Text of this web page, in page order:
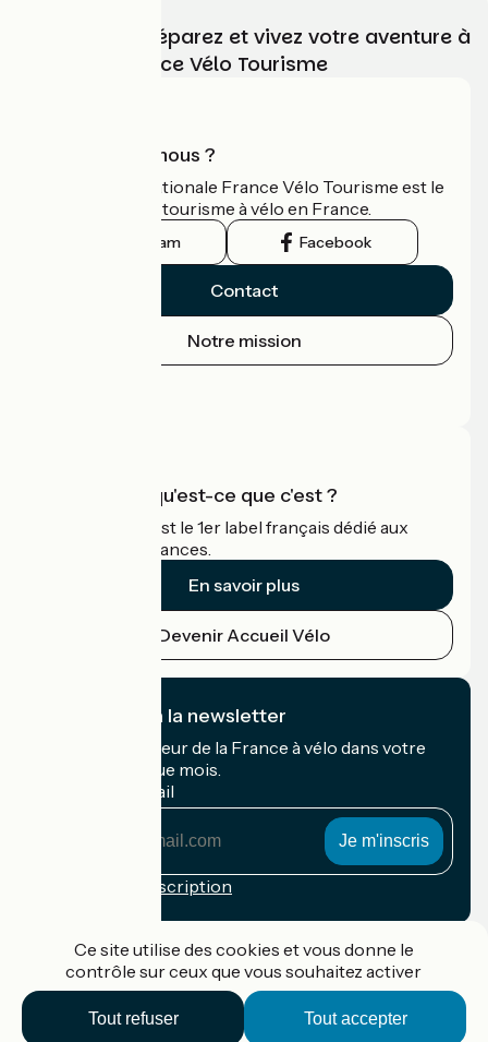
Choisissez, préparez et vivez votre aventure à
vélo avec France Vélo Tourisme
Qui sommes-nous ?
L'association nationale France Vélo Tourisme est le
guide officiel du tourisme à vélo en France.
Instagram Facebook
Contact
Notre mission
Accueil Vélo qu'est-ce que c'est ?
Accueil Vélo c'est le 1er label français dédié aux
cyclistes en vacances.
En savoir plus
Devenir Accueil Vélo
Je m'abonne à la newsletter
Recevez le meilleur de la France à vélo dans votre
boîte mail chaque mois.
Mon adresse mail
Conditions d'inscription
Accueil Vélo Pro
Ce site utilise des cookies et vous donne le
contrôle sur ceux que vous souhaitez activer
Tout accepter
Tout refuser